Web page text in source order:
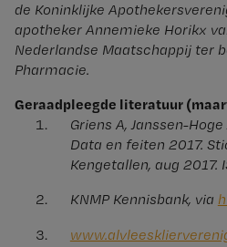
de Koninklijke
apotheker Annemieke Horikx
Nederlandse Maatschappij ter
Pharmacie.
Geraadpleegde literatuur
Griens A, Janssen-
Data en feiten 2017.
Kengetallen, aug 2017.
KNMP Kennisbank, via